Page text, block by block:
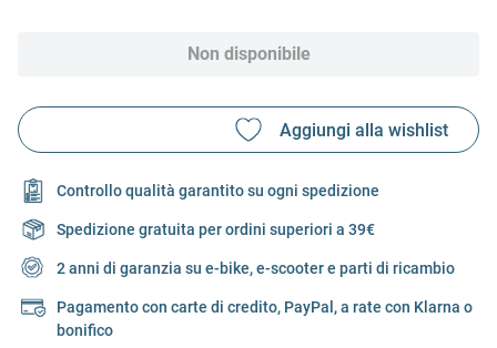
Non disponibile
Controllo qualità garantito su ogni spedizione
Spedizione gratuita per ordini superiori a 39€
2 anni di garanzia su e-bike, e-scooter e parti di ricambio
Pagamento con carte di credito, PayPal, a rate con Klarna o
bonifico